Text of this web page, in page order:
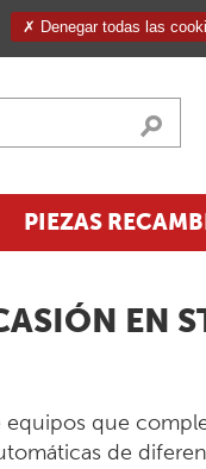
PIEZAS
EN
que
de
Denegar todas las